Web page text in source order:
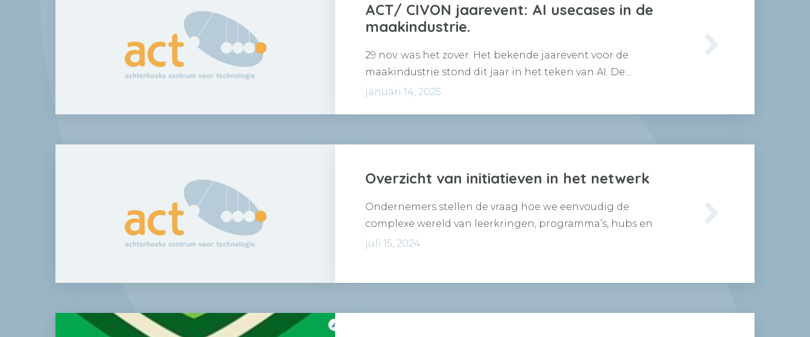
ACT/ CIVON jaarevent: AI usecases in de
maakindustrie.
29 nov. was het zover. Het bekende jaarevent voor de
maakindustrie stond dit jaar in het teken van AI. De…
januari 14, 2025
Overzicht van initiatieven in het netwerk
Ondernemers stellen de vraag hoe we eenvoudig de
complexe wereld van leerkringen, programma’s, hubs en
dergelijke kunnen ontsluiten in de…
juli 15, 2024